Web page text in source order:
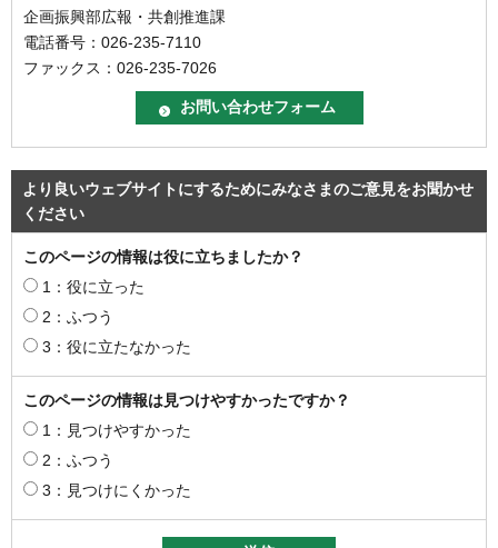
企画振興部広報・共創推進課
電話番号：026-235-7110
ファックス：026-235-7026
より良いウェブサイトにするためにみなさまのご意見をお聞かせ
ください
このページの情報は役に立ちましたか？
1：役に立った
2：ふつう
3：役に立たなかった
このページの情報は見つけやすかったですか？
1：見つけやすかった
2：ふつう
3：見つけにくかった